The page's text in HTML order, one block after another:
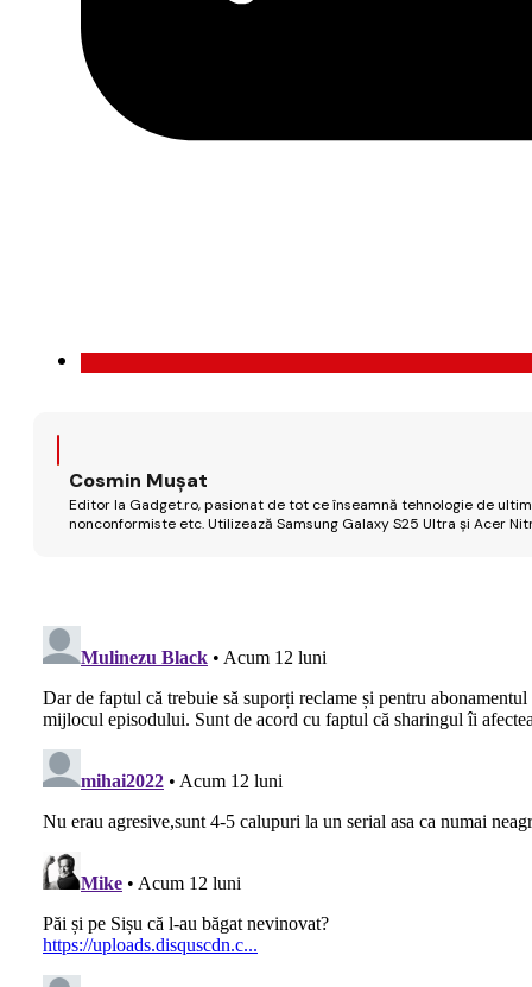
Cosmin Mușat
Editor la Gadget.ro, pasionat de tot ce înseamnă tehnologie de
nonconformiste etc. Utilizează Samsung Galaxy S25 Ultra și Acer